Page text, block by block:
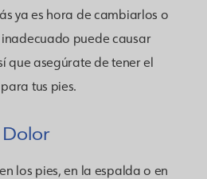
ya es hora de cambiarlos o
puede causar
que asegúrate de tener el
tus pies.
los pies, en la espalda o en